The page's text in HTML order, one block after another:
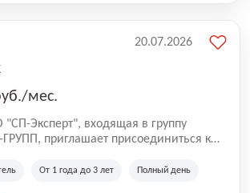
мес.
Эксперт", входящая в группу
приглашает присоединиться к
с 2005 года и оказываем комплекс
От 1 года до 3 лет Полный день
20.07.2026